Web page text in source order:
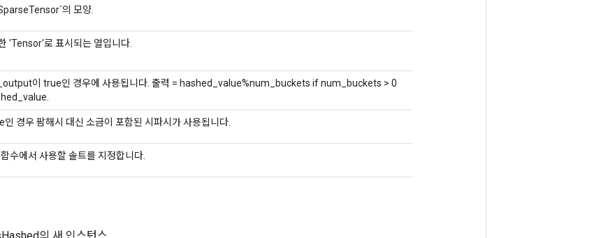
의 모양.
'Tensor'로 표시되는 열입니다.
이 true인 경우에 사용됩니다. 출력 = hashed_value%num_buckets if num_buckets > 0
인 경우 팜해시 대신 소금이 포함된 시파시가 사용됩니다.
수에서 사용할 솔트를 지정합니다.